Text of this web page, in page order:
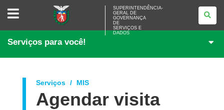
SUPERINTENDÊNCIA-
<BR>GOVERNANÇA
SERVIÇOS
DADOS
SUPERINTENDÊNCIA-
GERAL DE
GOVERNANÇA
DE
SERVIÇOS E
DADOS
Serviços para você!
Serviços MIS
Agendar visita